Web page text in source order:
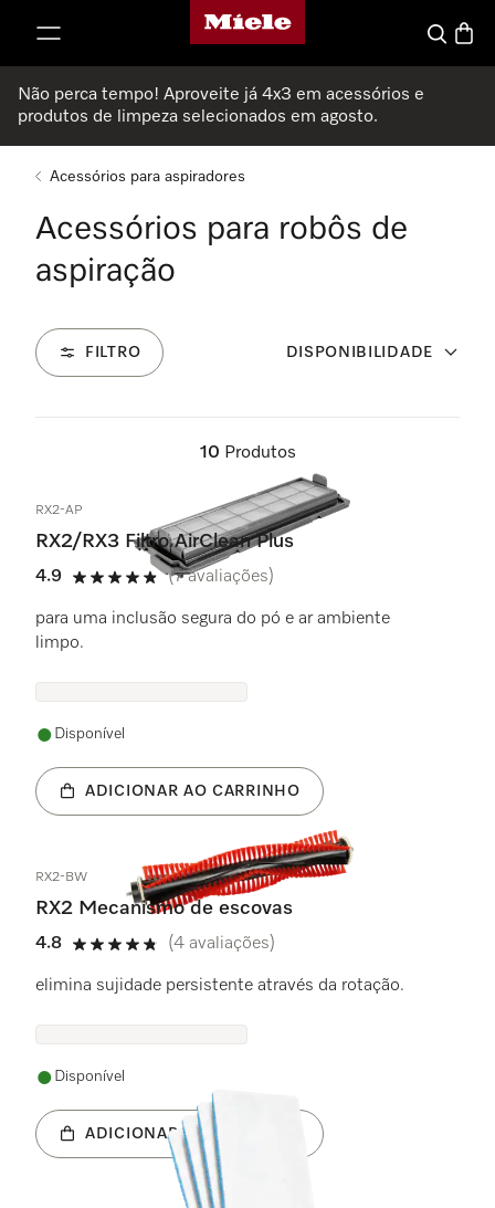
Página principal da Miele
Pesquisa
Não perca tempo! Aproveite já 4x3 em acessórios e
produtos de limpeza selecionados em agosto.
Acessórios para aspiradores
Acessórios para robôs de
aspiração
FILTRO DISPONIBILIDADE
10 Produtos
RX2-AP
RX2/RX3 Filtro AirClean Plus
4.9
4.9 estrela(s) de 5
(7 avaliações)
para uma inclusão segura do pó e ar ambiente
limpo.
Disponível
ADICIONAR AO CARRINHO
RX2-BW
RX2 Mecanismo de escovas
4.8
4.8 estrela(s) de 5
(4 avaliações)
elimina sujidade persistente através da rotação.
Disponível
ADICIONAR AO CARRINHO